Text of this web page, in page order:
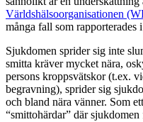
Världshälsoorganisationen
många fall som
Sjukdomen sprider sig inte
smitta kräver mycket nära,
persons kroppsvätskor (t.ex.
begravning), sprider sig
och bland nära vänner. Som
“smittohärdar” där